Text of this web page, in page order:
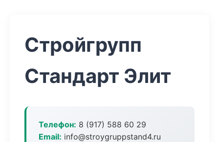
Стройгрупп
Стандарт Элит
Телефон: 8 (917) 588 60 29
Email: info@stroygruppstand4.ru